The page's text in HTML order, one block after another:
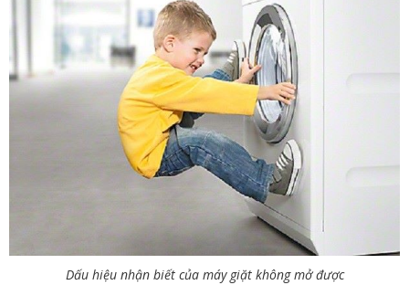
Dấu hiệu nhận biết của máy giặt không mở được